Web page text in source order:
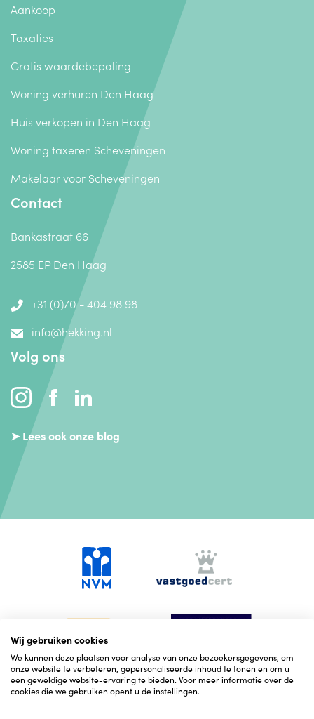
Aankoop
Taxaties
Gratis waardebepaling
Woning verhuren Den Haag
Huis verkopen in Den Haag
Woning taxeren Scheveningen
Makelaar voor Scheveningen
Contact
Bankastraat 66
2585 EP Den Haag
+31 (0)70 - 404 98 98
info@hekking.nl
Volg ons
➤ Lees ook onze blog
Wij gebruiken cookies
We kunnen deze plaatsen voor analyse van onze bezoekersgegevens, om
onze website te verbeteren, gepersonaliseerde inhoud te tonen en om u
een geweldige website-ervaring te bieden. Voor meer informatie over de
cookies die we gebruiken opent u de instellingen.